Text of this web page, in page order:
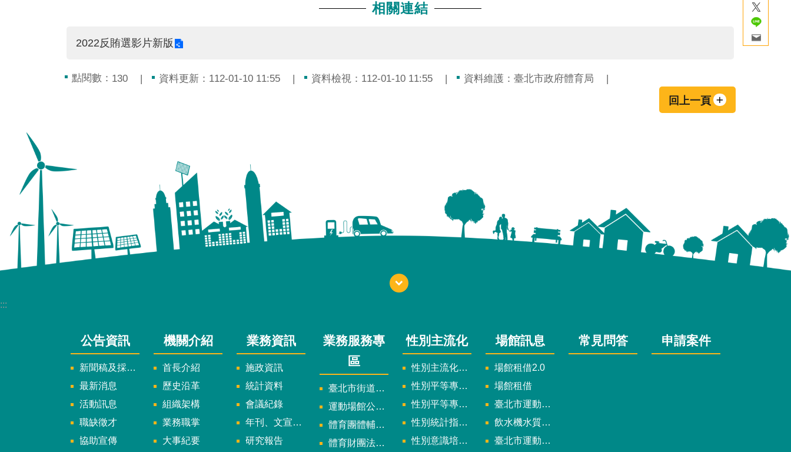
相關連結
2022反賄選影片新版
點閱數： 130 資料更新：112-01-10 11:55 資料檢視：112-01-10 11:55 資料維護：臺北市政府體育局
回上一頁
:::
公告資訊
新聞稿及採訪通知
最新消息
活動訊息
職缺徵才
協助宣傳
機關介紹
首長介紹
歷史沿革
組織架構
業務職掌
大事紀要
業務資訊
施政資訊
統計資料
會議紀錄
年刊、文宣及出版品
研究報告
業務服務專
區
臺北市街道遊戲申請專區
運動場館公司設立輔導專區
體育團體輔導訪視
體育財團法人/公益信託專區
性別主流化
性別主流化實施計畫暨細部計畫
性別平等專案小組委員名單
性別平等專案小組會議紀錄
性別統計指標及項目
性別意識培力、統計分析案、影響評估案
場館訊息
場館租借2.0
場館租借
臺北市運動中心
飲水機水質檢驗報告
臺北市運動中心預約系統
常見問答 申請案件